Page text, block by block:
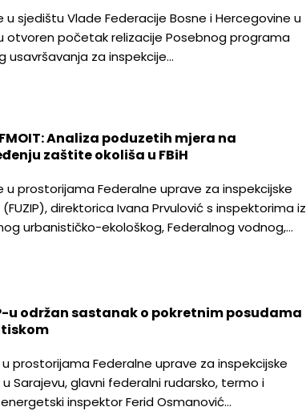
u sjedištu Vlade Federacije Bosne i Hercegovine u
otvoren početak relizacije Posebnog programa
usavršavanja za inspekcije…
FMOIT: Analiza poduzetih mjera na
zaštite okoliša u FBiH
u prostorijama Federalne uprave za inspekcijske
direktorica Ivana Prvulović s inspektorima iz
urbanističko-ekološkog, Federalnog vodnog,…
u održan sastanak o pokretnim posudama
prostorijama Federalne uprave za inspekcijske
Sarajevu, glavni federalni rudarsko, termo i
inspektor Ferid Osmanović…